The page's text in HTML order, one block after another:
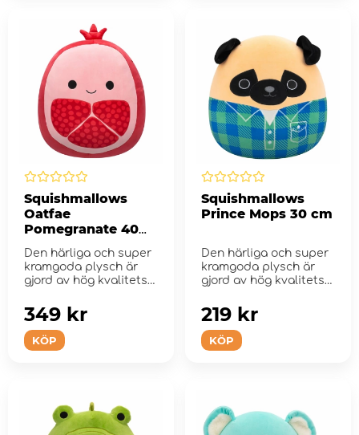
Squishmallows
Oatfae
Pomegranate 40
Den härliga och super
kramgoda plysch är
gjord av hög kvalitets-
KÖP
349 kr
Squishmallows
Prince Mops 30 cm
Den härliga och super
kramgoda plysch är
gjord av hög kvalitets-
KÖP
219 kr